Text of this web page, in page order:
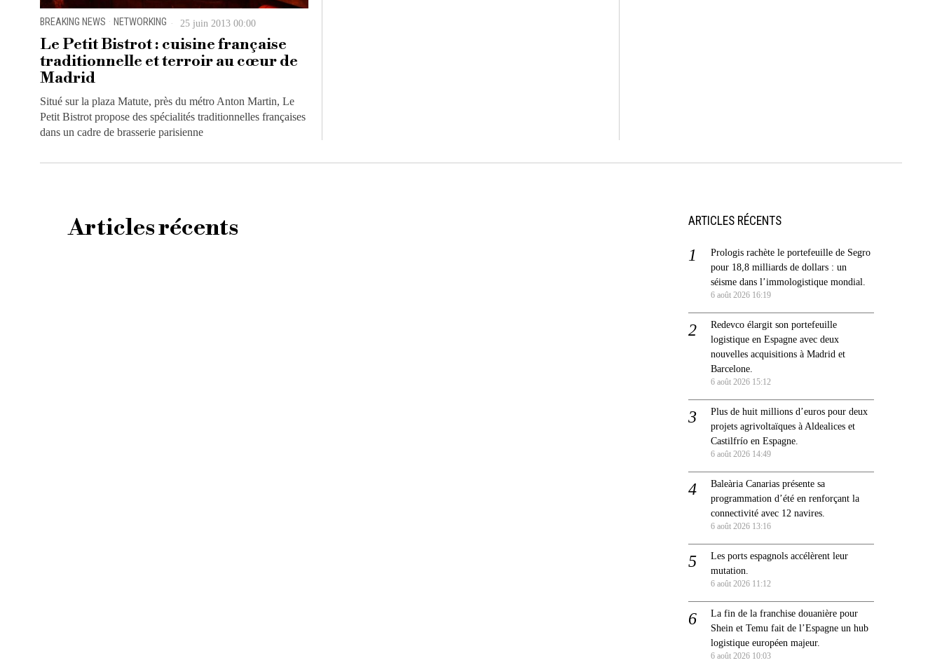
BREAKING NEWS · NETWORKING 25 juin 2013 00:00
Le Petit Bistrot : cuisine française
traditionnelle et terroir au cœur de
Madrid
Situé sur la plaza Matute, près du métro Anton Martin, Le
Petit Bistrot propose des spécialités traditionnelles françaises
dans un cadre de brasserie parisienne
Articles récents ARTICLES RÉCENTS
Prologis rachète le portefeuille de Segro
pour 18,8 milliards de dollars : un
séisme dans l’immologistique mondial.
6 août 2026 16:19
Redevco élargit son portefeuille
logistique en Espagne avec deux
nouvelles acquisitions à Madrid et
Barcelone.
6 août 2026 15:12
Plus de huit millions d’euros pour deux
projets agrivoltaïques à Aldealices et
Castilfrío en Espagne.
6 août 2026 14:49
Baleària Canarias présente sa
programmation d’été en renforçant la
connectivité avec 12 navires.
6 août 2026 13:16
Les ports espagnols accélèrent leur
mutation.
6 août 2026 11:12
La fin de la franchise douanière pour
Shein et Temu fait de l’Espagne un hub
logistique européen majeur.
6 août 2026 10:03